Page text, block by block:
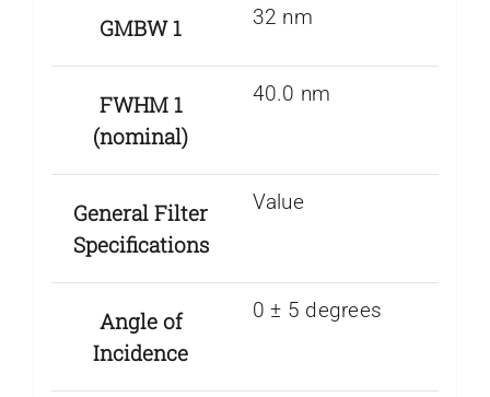
GMBW 1 32 nm
FWHM 1
(nominal)
40.0 nm
General Filter
Specifications
Value
Angle of
Incidence
0 ± 5 degrees